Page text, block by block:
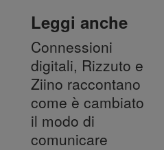
Leggi anche
Connessioni
digitali, Rizzuto e
Ziino raccontano
come è cambiato
il modo di
comunicare